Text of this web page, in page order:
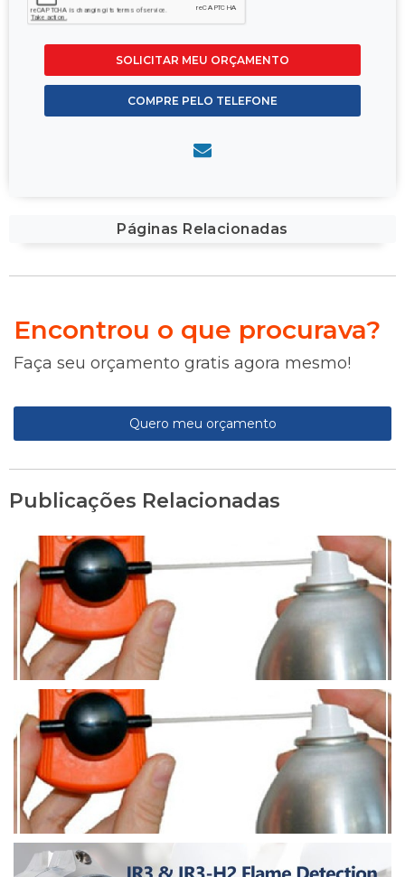
SOLICITAR MEU ORÇAMENTO
COMPRE PELO TELEFONE
Páginas Relacionadas
Encontrou o que procurava?
Faça seu orçamento gratis agora mesmo!
Quero meu orçamento
Publicações Relacionadas